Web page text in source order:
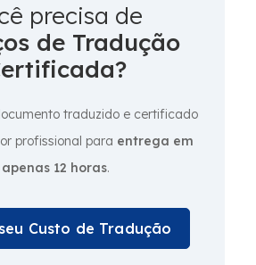
precisa de
de Tradução
traduzido e certificado
profissional para entrega em
apenas 12 horas.
Custo de Tradução